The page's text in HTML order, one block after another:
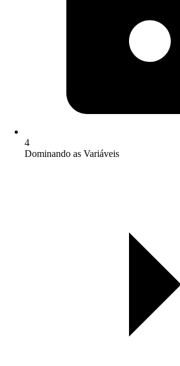
4
Dominando as Variáveis